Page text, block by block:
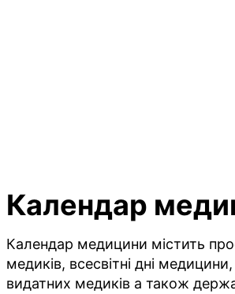
Календар
Календар медицини містить
медиків, всесвітні дні
видатних медиків а також